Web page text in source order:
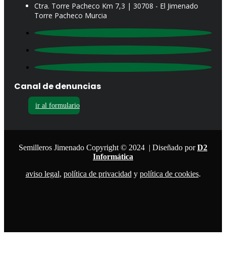
Ctra. Torre Pacheco Km 7,3 | 30708 - El Jimenado
Torre Pacheco Murcia
Canal de denuncias
ir al formulario
Semilleros Jimenado Copyright © 2024 | Diseñado porD2
Informática
aviso legal, política de privacidad y política de cookies.